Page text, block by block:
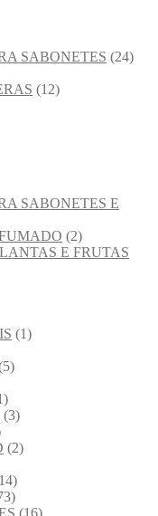
SABONETES (24)
(12)
SABONETES E
(2)
E FRUTAS
(1)
(3)
(2)
(16)